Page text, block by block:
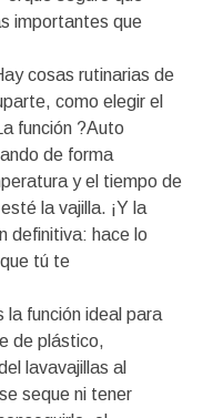
importantes que
cosas rutinarias de
como elegir el
función ?Auto
de forma
y el tiempo de
la vajilla. ¡Y la
definitiva: hace lo
tú te
la función ideal para
de plástico,
lavavajillas al
seque ni tener